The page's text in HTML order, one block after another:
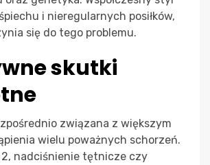
i nieregularnych posiłków,
się do tego problemu.
skutki
związana z większym
wielu poważnych schorzeń.
nadciśnienie tętnicze czy